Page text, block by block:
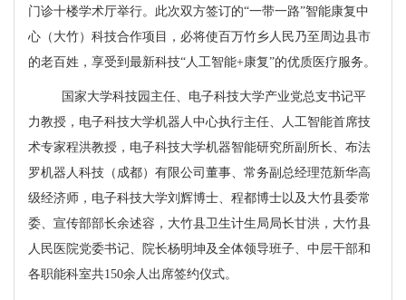
门诊十楼学术厅举行。此次双方签订的“一带一路”智能康复中
心（大竹）科技合作项目，必将使百万竹乡人民乃至周边县市
的老百姓，享受到最新科技“人工智能+康复”的优质医疗服务。
国家大学科技园主任、电子科技大学产业党总支书记平
力教授，电子科技大学机器人中心执行主任、人工智能首席技
术专家程洪教授，电子科技大学机器智能研究所副所长、布法
罗机器人科技（成都）有限公司董事、常务副总经理范新华高
级经济师，电子科技大学刘辉博士、程都博士以及大竹县委常
委、宣传部部长余述容，大竹县卫生计生局局长甘洪，大竹县
人民医院党委书记、院长杨明坤及全体领导班子、中层干部和
各职能科室共150余人出席签约仪式。